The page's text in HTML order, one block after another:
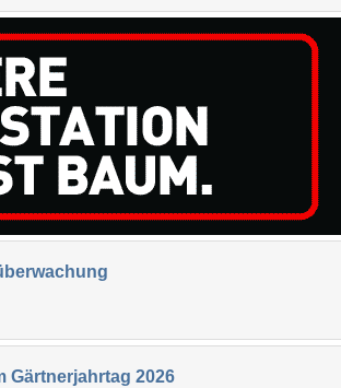
Gärtnerjahrtag 2026